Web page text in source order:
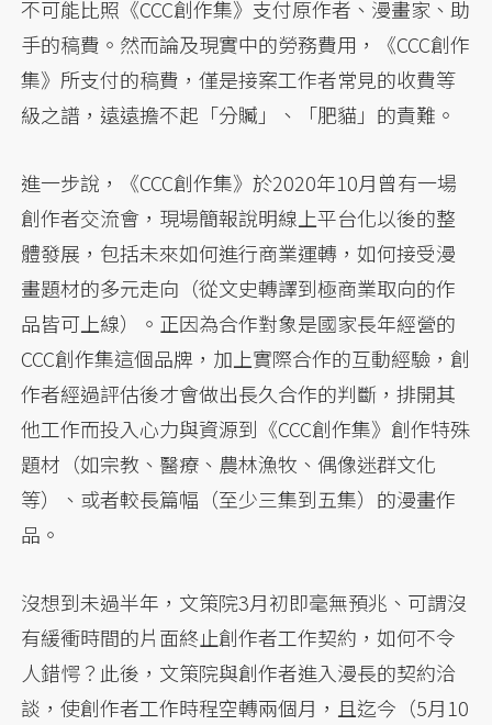
不可能比照《CCC創作集》支付原作者、漫畫家、助
手的稿費。然而論及現實中的勞務費用，《CCC創作
集》所支付的稿費，僅是接案工作者常見的收費等
級之譜，遠遠擔不起「分贓」、「肥貓」的責難。
進一步說，《CCC創作集》於2020年10月曾有一場
創作者交流會，現場簡報說明線上平台化以後的整
體發展，包括未來如何進行商業運轉，如何接受漫
畫題材的多元走向（從文史轉譯到極商業取向的作
品皆可上線）。正因為合作對象是國家長年經營的
CCC創作集這個品牌，加上實際合作的互動經驗，創
作者經過評估後才會做出長久合作的判斷，排開其
他工作而投入心力與資源到《CCC創作集》創作特殊
題材（如宗教、醫療、農林漁牧、偶像迷群文化
等）、或者較長篇幅（至少三集到五集）的漫畫作
品。
沒想到未過半年，文策院3月初即毫無預兆、可謂沒
有緩衝時間的片面終止創作者工作契約，如何不令
人錯愕？此後，文策院與創作者進入漫長的契約洽
談，使創作者工作時程空轉兩個月，且迄今（5月10